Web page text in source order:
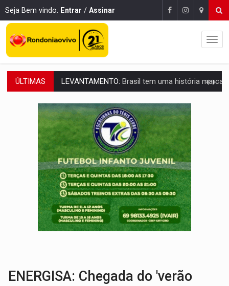
Seja Bem vindo. Entrar / Assinar
ÚLTIMAS LAMENTÁVEL:Mulher é encontrada morta dentro de residência
'XANDY DO MOTOCROSS':Pai morre em acidente na BR-364 duas semanas após
PESO DO VOTO:Cinco maiores colégios eleitorais concentram 53,7% dos
COLUNA SEMANAL:Largada foi dada e candidatos ao Governo de RO partem
SOB SUSPEITA:Entrega de 286 máquinas em Rondônia coincide com
ARTIGO:Reter até 50% no distrato imobiliário é legal, mas não pode
DO HOSPITAL AO CAMPO:Veja as mais de 200 ações de Marcos
EXPANSÃO:Grupo Nova Era amplia presença em PVH e transforma Aramix
ENERGISA: Chegada do 'verão